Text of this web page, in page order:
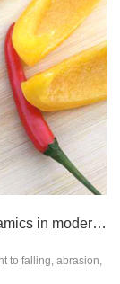
The eight application fields of zirconia ceramics in modern life
to falling, abrasion,